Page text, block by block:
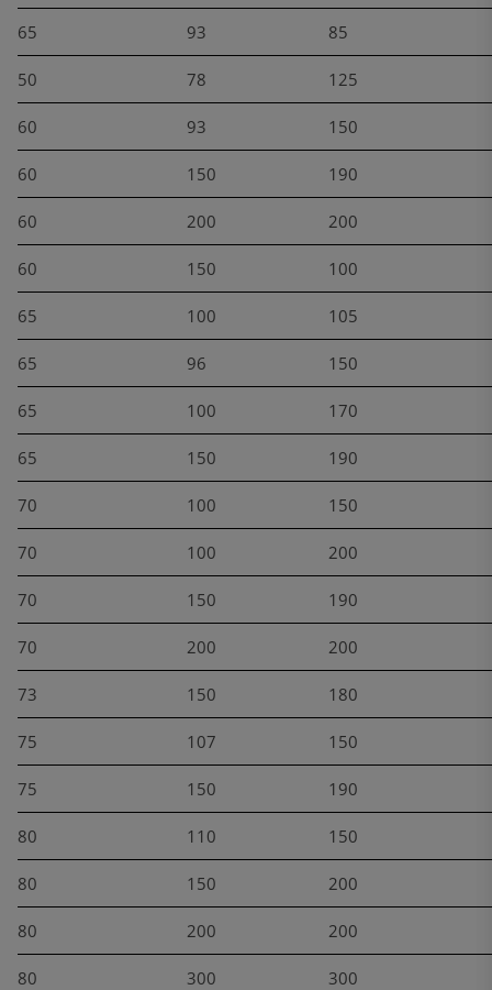
65 93 85
50 78 125
60 93 150
60 150 190
60 200 200
60 150 100
65 100 105
65 96 150
65 100 170
65 150 190
70 100 150
70 100 200
70 150 190
70 200 200
73 150 180
75 107 150
75 150 190
80 110 150
80 150 200
80 200 200
80 300 300